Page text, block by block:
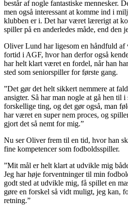
består af nogle fantastiske mennesker.
men også interessant at komme ind i
klubben er i. Det har været lærerigt at
spiller på en anderledes måde, end den
Oliver Lund har ligesom en håndfuld af
fortid i AGF, hvor han derfor også
har helt klart været en fordel, når han
sted som seniorspiller for første gang.
”Det gør det helt sikkert nemmere at
ansigter. Så har man nogle at gå hen til
forskellige ting, og det gør også, man
har været en super nem proces, og
gjort det så nemt for mig.”
Nu ser Oliver frem til en tid, hvor han
fine kompetencer som fodboldsspiller.
”Mit mål er helt klart at udvikle mig
Jeg har høje forventninger til min
godt sted at udvikle mig, få spillet en
gøre en forskel så vidt muligt, jeg kan,
retning.”